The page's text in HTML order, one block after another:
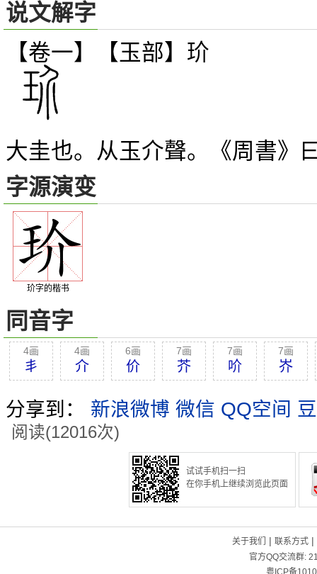
说文解字
【卷一】【玉部】 玠
大圭也。从玉介聲。《周書》
字源演变
玠字的楷书
同音字
4画
丯
4画
介
6画
价
7画
芥
7画
吤
7画
岕
分享到： 新浪微博 微信 QQ空间
阅读(12016次)
试试手机扫一扫
在你手机上继续浏览此页面
关于我们 | 联系方式|
官方QQ交流群:
粤ICP备